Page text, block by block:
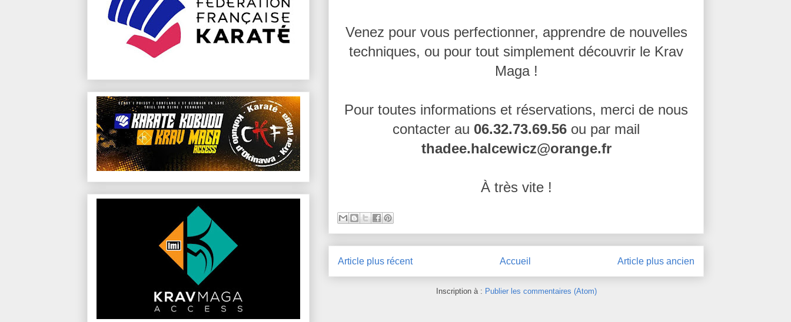
Venez pour vous perfectionner, apprendre de nouvelles
techniques, ou pour tout simplement découvrir le Krav
Maga !
Pour toutes informations et réservations, merci de nous
contacter au 06.32.73.69.56 ou par mail
thadee.halcewicz@orange.fr
À très vite !
Article plus récent Article plus ancien
Accueil
Inscription à : Publier les commentaires (Atom)